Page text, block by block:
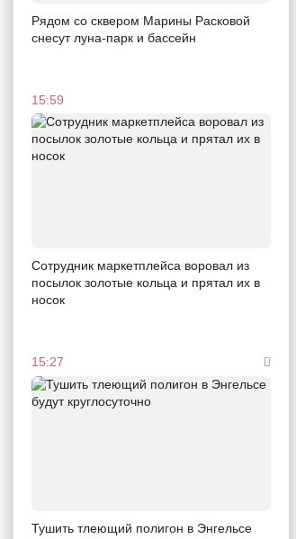
Рядом со сквером Марины Расковой
снесут луна-парк и бассейн
15:59
Сотрудник маркетплейса воровал из
посылок золотые кольца и прятал их в
носок
15:27
Тушить тлеющий полигон в Энгельсе